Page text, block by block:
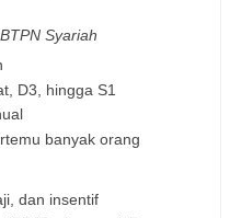
Syariah
D3, hingga S1
banyak orang
dan insentif